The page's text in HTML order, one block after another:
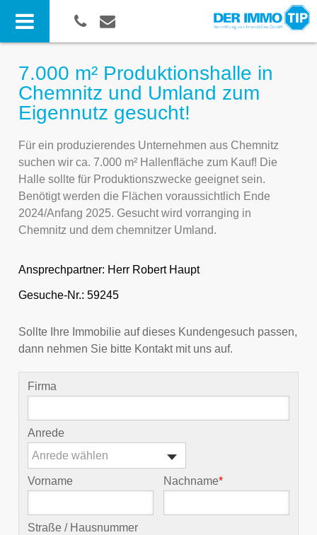
7.000 m² Produktionshalle in
Chemnitz und Umland zum
Eigennutz gesucht!
Für ein produzierendes Unternehmen aus Chemnitz
suchen wir ca. 7.000 m² Hallenfläche zum Kauf! Die
Halle sollte für Produktionszwecke geeignet sein.
Benötigt werden die Flächen voraussichtlich Ende
2024/Anfang 2025. Gesucht wird vorranging in
Chemnitz und dem chemnitzer Umland.
Ansprechpartner: Herr Robert Haupt
Gesuche-Nr.: 59245
Sollte Ihre Immobilie auf dieses Kundengesuch passen,
dann nehmen Sie bitte Kontakt mit uns auf.
Firma
Anrede
Anrede wählen
Vorname Nachname*
Straße / Hausnummer